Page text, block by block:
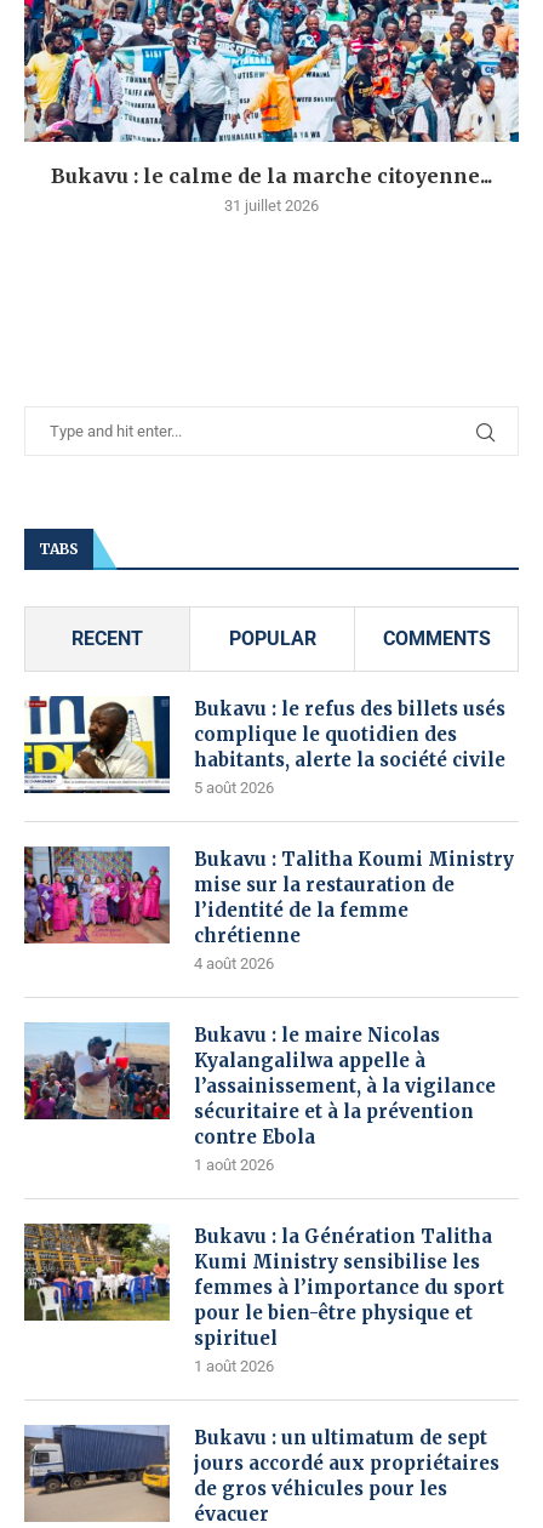
Bukavu : le calme de la marche citoyenne...
31 juillet 2026
TABS
RECENT POPULAR COMMENTS
Bukavu : le refus des billets usés
complique le quotidien des
habitants, alerte la société civile
5 août 2026
Bukavu : Talitha Koumi Ministry
mise sur la restauration de
l’identité de la femme
chrétienne
4 août 2026
Bukavu : le maire Nicolas
Kyalangalilwa appelle à
l’assainissement, à la vigilance
sécuritaire et à la prévention
contre Ebola
1 août 2026
Bukavu : la Génération Talitha
Kumi Ministry sensibilise les
femmes à l’importance du sport
pour le bien-être physique et
spirituel
1 août 2026
Bukavu : un ultimatum de sept
jours accordé aux propriétaires
de gros véhicules pour les
évacuer